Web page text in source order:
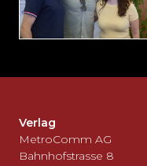
auslassen
und
zurück
Verlag
MetroComm AG
Bahnhofstrasse 8